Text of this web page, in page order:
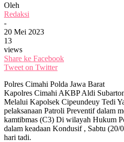
Oleh
Redaksi
-
20 Mei 2023
13
views
Share ke Facebook
Tweet on Twitter
Polres Cimahi Polda Jawa Barat
Kapolres Cimahi AKBP Aldi
Melalui Kapolsek Cipeundeuy Tedi
pelaksanaan Patroli Preventif dalam
kamtibmas (C3) Di wilayah Hukum
dalam keadaan Kondusif , Sabtu
hari tadi.